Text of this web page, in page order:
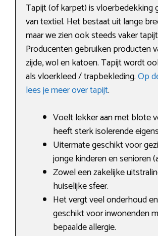
Tapijt (of karpet) is vloerbedekking
van textiel. Het bestaat uit lange
maar we zien ook steeds vaker
Producenten gebruiken producten
zijde, wol en katoen. Tapijt wordt
als vloerkleed / trapbekleding.Op
lees je meer over tapijt.
Voelt lekker aan met blote
heeft sterk isolerende
Uitermate geschikt voor
jonge kinderen en senioren
Zowel een zakelijke
huiselijke sfeer.
Het vergt veel onderhoud
geschikt voor inwonenden
bepaalde allergie.